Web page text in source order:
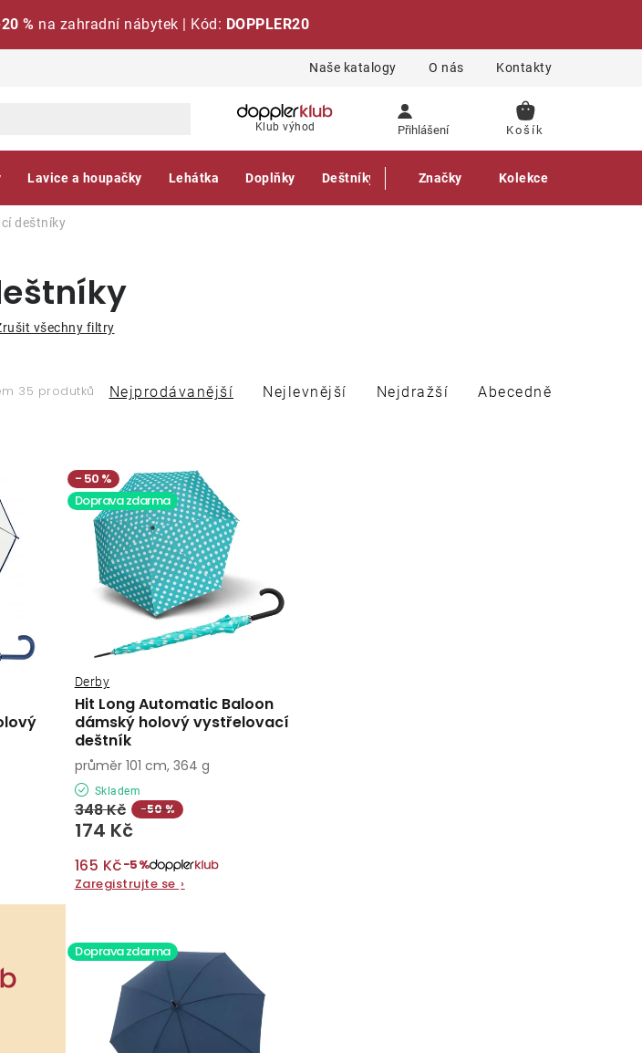
% na zahradní nábytek | Kód: DOPPLER20
Naše katalogy O nás Kontakty
Klub výhod Přihlášení
NÁKUPNÍ
Lavice a houpačky Lehátka Doplňky Deštníky Gastro produkty
Značky Kolekce
deštníky
všechny filtry
35 produtků
Ř
z
e
n
í
p
o
d
u
k
t
ů
Nejprodávanější Nejlevnější Nejdražší Abecedně
50 %
Doprava zdarma
Hit Long Automatic Baloon
dámský holový vystřelovací
deštník
Derby
Skladem
174 Kč
348 Kč −50 %
165 Kč−5%
Zaregistrujte se ›
průměr 101 cm, 364 g
Doprava zdarma